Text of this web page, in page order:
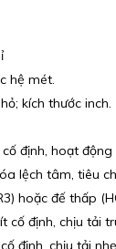
hệ mét.
kích thước inch.
định, hoạt động
lệch tâm, tiêu
hoặc đế thấp
cố định, chịu tải
định, chịu tải